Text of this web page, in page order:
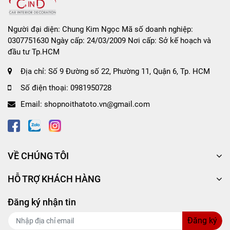
Mở nắp sản phẩm.
Đặt chai nước hoa tại vị trí cố định trên taplo, hộc tỳ
tay, khoang để đồ hoặc dưới ghế.
Điều chỉnh lượng hương bằng cách mở nắp lớn – nhỏ
Giữ sản phẩm đứng thẳng, tránh ánh nắng trực tiếp
chiếu quá lâu.
Người đại diện: Chung Kim Ngọc Mã số doanh nghiệp:
0307751630 Ngày cấp: 24/03/2009 Nơi cấp: Sở kế hoạch và
đầu tư Tp.HCM
Địa chỉ: Số 9 Đường số 22, Phường 11, Quận 6, Tp. HCM
Số điện thoại: 0981950728
Email: shopnoithatoto.vn@gmail.com
VỀ CHÚNG TÔI
HỖ TRỢ KHÁCH HÀNG
Đăng ký nhận tin
Đăng ký